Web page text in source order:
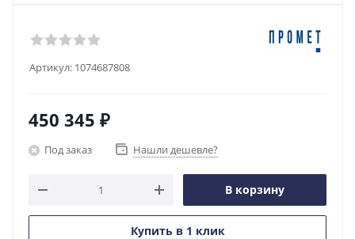
Артикул: 1074687808
450 345 ₽
Под заказ Нашли дешевле?
В корзину
Купить в 1 клик